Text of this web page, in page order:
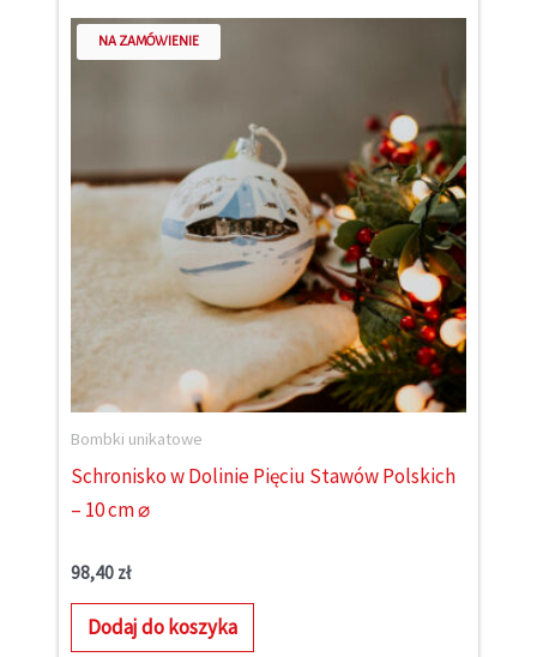
NA ZAMÓWIENIE
Bombki unikatowe
Schronisko w Dolinie Pięciu Stawów Polskich
– 10 cm ⌀
98,40 zł
Dodaj do koszyka